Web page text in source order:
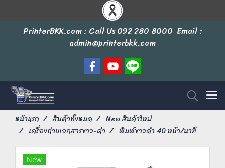
PrinterBKK.com : Call Us092 280 8000 Email :
admin@printerbkk.com
หน้าแรก สินค้าทั้งหมด
New สินค้าใหม่
เครื่องถ่ายเอกสารขาว-ดำ
พิมพ์ขาวดำ 40 หน้า/นาที
New